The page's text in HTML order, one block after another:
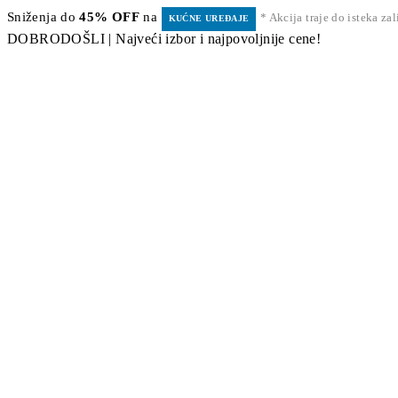
Sniženja do45% OFF na KUĆNE UREĐAJE * Akcija traje do isteka
DOBRODOŠLI | Najveći izbor i najpovoljnije cene!